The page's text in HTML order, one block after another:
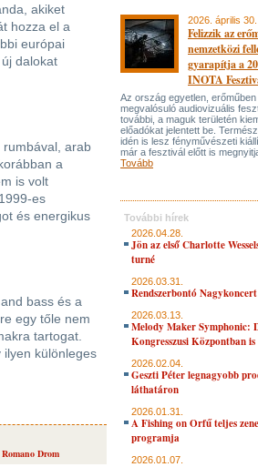
akiket
hozza el a
európai
dalokat
rumbával, arab
a
is volt
es
és energikus
bass és a
egy tőle nem
tartogat.
ilyen különleges
Romano Drom
2026. április 30.
Felizzik az
nemzetközi
gyarapítja a
INOTA
Az ország egyetlen, erőműben
megvalósuló audiovizuális
további, a maguk területén
előadókat jelentett be.
idén is lesz fényművészeti
már a fesztivál előtt is
Tovább
További hírek
2026.04.28.
Jön az első Charlotte
turné
2026.03.31.
Rendszerbontó Nagykoncert
2026.03.13.
Melody Maker Symphonic:
Kongresszusi Központban is
2026.02.04.
Geszti Péter legnagyobb
láthatáron
2026.01.31.
A Fishing on Orfű teljes
programja
2026.01.07.